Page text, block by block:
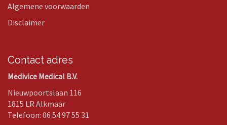
Algemene voorwaarden
Disclaimer
Contact adres
Medivice Medical B.V.
Nieuwpoortslaan 116
1815 LR Alkmaar
Telefoon: 06 54 97 55 31